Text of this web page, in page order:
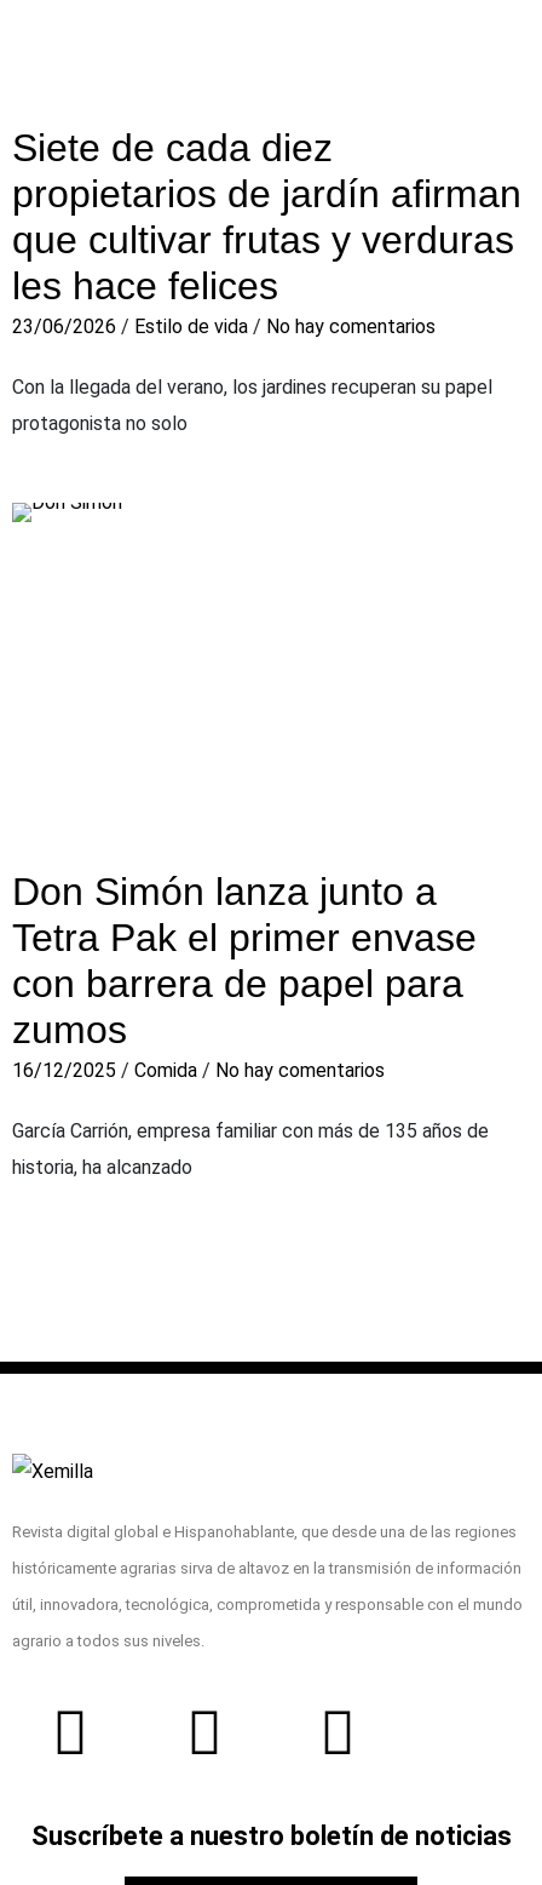
Siete de cada diez
propietarios de jardín afirman
que cultivar frutas y verduras
les hace felices
23/06/2026 / Estilo de vida / No hay comentarios
Con la llegada del verano, los jardines recuperan su papel
protagonista no solo
Don Simón lanza junto a
Tetra Pak el primer envase
con barrera de papel para
zumos
16/12/2025 / Comida / No hay comentarios
García Carrión, empresa familiar con más de 135 años de
historia, ha alcanzado
Revista digital global e Hispanohablante, que desde una de las regiones
históricamente agrarias sirva de altavoz en la transmisión de información
útil, innovadora, tecnológica, comprometida y responsable con el mundo
agrario a todos sus niveles.
Suscríbete a nuestro boletín de noticias